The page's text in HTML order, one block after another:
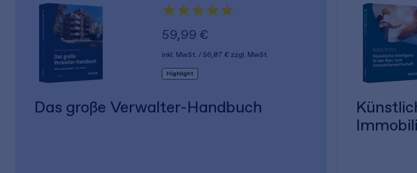
59,99 €
inkl. MwSt. 56,07 € zzgl. MwSt.
Highlight
Das große Verwalter-Handbuch